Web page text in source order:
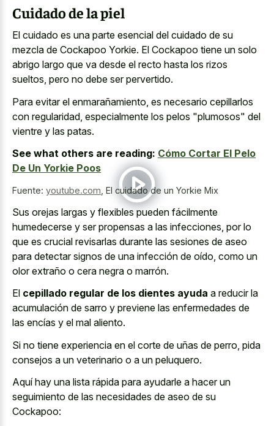
Cuidado de la piel
El cuidado es una parte esencial del cuidado de su
mezcla de Cockapoo Yorkie. El Cockapoo tiene un solo
abrigo largo que va desde el recto hasta los rizos
sueltos, pero no debe ser pervertido.
Para evitar el enmarañamiento, es necesario cepillarlos
con regularidad, especialmente los pelos "plumosos" del
vientre y las patas.
See what others are reading: Cómo Cortar El Pelo
De Un Yorkie Poos
Fuente: youtube.com El cuidado de un Yorkie Mix
Sus orejas largas y flexibles pueden fácilmente
humedecerse y ser propensas a las infecciones, por lo
que es crucial revisarlas durante las sesiones de aseo
para detectar signos de una infección de oído, como un
olor extraño o cera negra o marrón.
El cepillado regular de los dientes ayuda a reducir la
acumulación de sarro y previene las enfermedades de
las encías y el mal aliento.
Si no tiene experiencia en el corte de uñas de perro, pida
consejos a un veterinario o a un peluquero.
Aquí hay una lista rápida para ayudarle a hacer un
seguimiento de las necesidades de aseo de su
Cockapoo: